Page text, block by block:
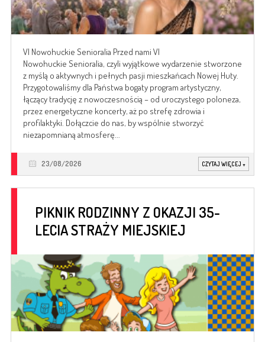
VI Nowohuckie Senioralia Przed nami VI
Nowohuckie Senioralia, czyli wyjątkowe wydarzenie stworzone
z myślą o aktywnych i pełnych pasji mieszkańcach Nowej Huty.
Przygotowaliśmy dla Państwa bogaty program artystyczny,
łączący tradycję z nowoczesnością – od uroczystego poloneza,
przez energetyczne koncerty, aż po strefę zdrowia i
profilaktyki. Dołączcie do nas, by wspólnie stworzyć
niezapomnianą atmosferę...
23/08/2026 CZYTAJ WIĘCEJ +
PIKNIK RODZINNY Z OKAZJI 35-
LECIA STRAŻY MIEJSKIEJ